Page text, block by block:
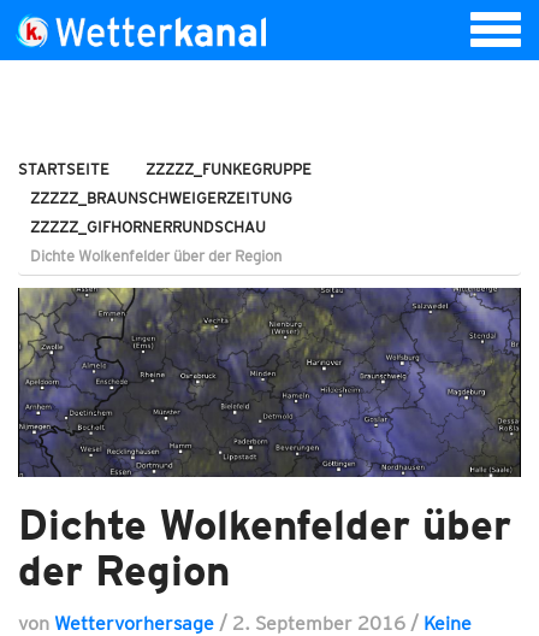
STARTSEITE
ZZZZZ_FUNKEGRUPPE
ZZZZZ_BRAUNSCHWEIGERZEITUNG
ZZZZZ_GIFHORNERRUNDSCHAU
Dichte Wolkenfelder über der Region
Dichte Wolkenfelder über
der Region
von Wettervorhersage / 2. September 2016 / Keine